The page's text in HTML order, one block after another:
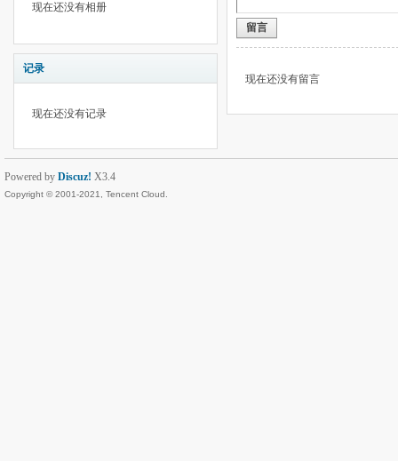
现在还没有相册
记录
现在还没有记录
留言
现在还没有留言
Powered by Discuz! X3.4
Copyright © 2001-2021, Tencent Cloud.